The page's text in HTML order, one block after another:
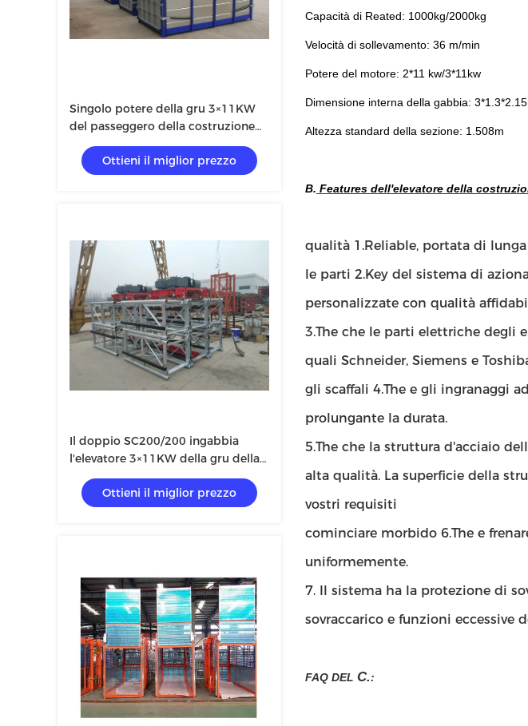
Singolo potere della gru 3×11KW
del passeggero della costruzione
della gabbia SC200
Ottieni il miglior prezzo
Il doppio SC200/200 ingabbia
l'elevatore 3×11KW della gru della
costruzione
Ottieni il miglior prezzo
Capacità di Reated: 1000kg/2000kg
Velocità di sollevamento: 36 m/min
Potere del motore: 2*11 kw/3*11kw
Dimensione interna della gabbia:
Altezza standard della sezione: 1.508m
B. Features dell'elevatore della
qualità 1.Reliable, portata di
le parti 2.Key del sistema di
personalizzate con qualità
3.The che le parti elettriche degli
quali Schneider, Siemens e
gli scaffali 4.The e gli ingranaggi
prolungante la durata.
5.The che la struttura d'acciaio
alta qualità. La superficie della
vostri requisiti
cominciare morbido 6.The e
uniformemente.
7. Il sistema ha la protezione di
sovraccarico e funzioni eccessive
FAQ DEL C.: